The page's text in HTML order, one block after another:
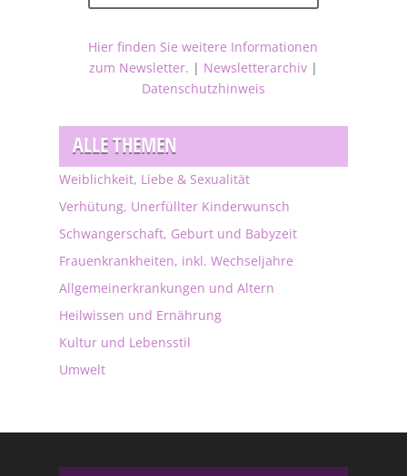
Hier finden Sie weitere Informationen
zum Newsletter. | Newsletterarchiv|
Datenschutzhinweis
ALLE THEMEN
Weiblichkeit, Liebe & Sexualität
Verhütung, Unerfüllter Kinderwunsch
Schwangerschaft, Geburt und Babyzeit
Frauenkrankheiten, inkl. Wechseljahre
Allgemeinerkrankungen und Altern
Heilwissen und Ernährung
Kultur und Lebensstil
Umwelt